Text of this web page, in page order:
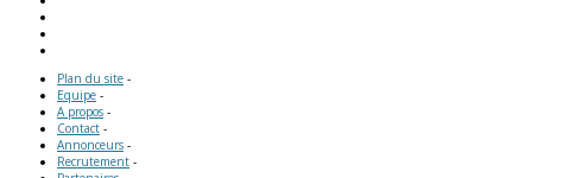
Plan du site -
Equipe -
A propos -
Contact -
Annonceurs -
Recrutement -